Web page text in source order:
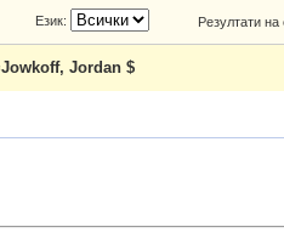
Език: Резултати
Jordan $